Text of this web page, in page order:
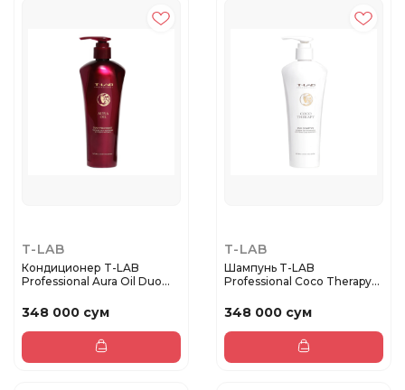
T-LAB
Кондиционер T-LAB
Professional Aura Oil Duo
348 000 сум
T-LAB
Шампунь T-LAB
Professional Coco Therapy
348 000 сум